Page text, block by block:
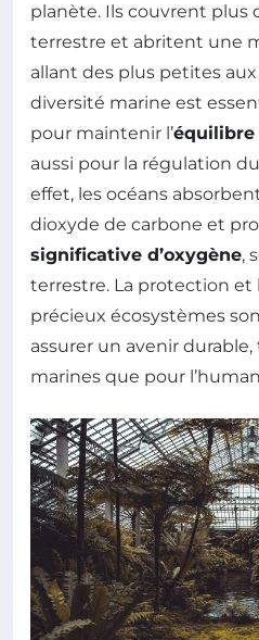
planète. Ils couvrent plus
terrestre et abritent une
allant des plus petites
diversité marine est
pour maintenir l’équilibre
aussi pour la régulation du
effet, les océans
dioxyde de carbone et
significative d’oxygène,
terrestre. La protection et
précieux écosystèmes
assurer un avenir
marines que pour